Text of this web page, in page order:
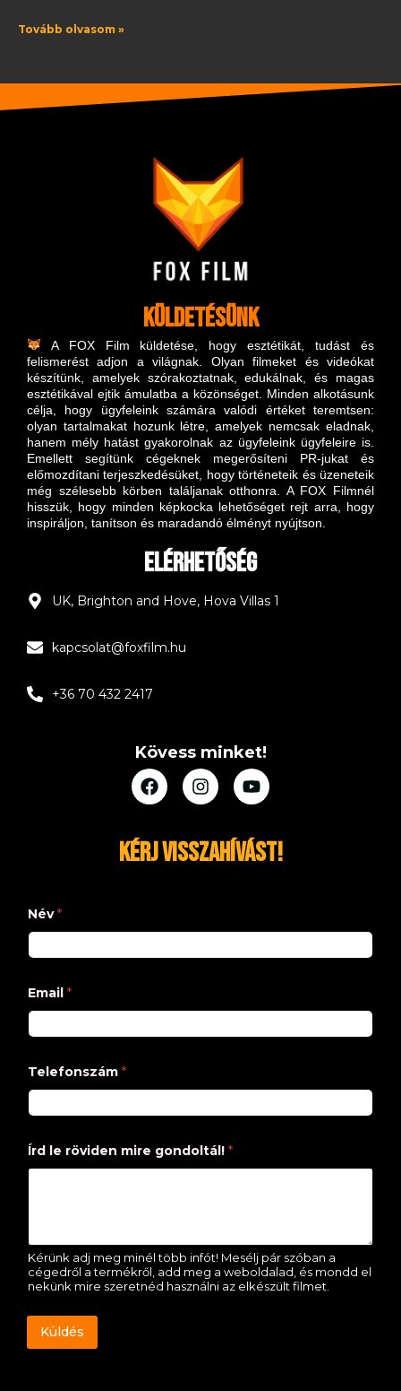
Tovább olvasom »
Küldetésünk
A FOX Film küldetése, hogy esztétikát, tudást és
felismerést adjon a világnak.
Olyan filmeket és videókat
készítünk, amelyek szórakoztatnak, edukálnak, és magas
esztétikával ejtik ámulatba a közönséget. Minden alkotásunk
célja, hogy ügyfeleink számára valódi értéket teremtsen:
olyan tartalmakat hozunk létre, amelyek nemcsak eladnak,
hanem mély hatást gyakorolnak az ügyfeleink ügyfeleire is.
Emellett segítünk cégeknek megerősíteni PR-jukat és
előmozdítani terjeszkedésüket, hogy történeteik és üzeneteik
még szélesebb körben találjanak otthonra. A FOX Filmnél
hisszük, hogy minden képkocka lehetőséget rejt arra, hogy
inspiráljon, tanítson és maradandó élményt nyújtson.
Elérhetőség
UK, Brighton and Hove, Hova Villas 1
kapcsolat@foxfilm.hu
+36 70 432 2417
Kövess minket!
Kérj visszahívást!
Név*
Email *
Telefonszám *
Írd le röviden mire gondoltál! *
Kérünk adj meg minél több infót! Mesélj pár szóban a
cégedről a termékről, add meg a weboldalad, és mondd el
nekünk mire szeretnéd használni az elkészült filmet.
Küldés